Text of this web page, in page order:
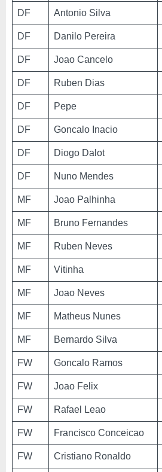
DF Antonio Silva
DF Danilo Pereira
DF Joao Cancelo
DF Ruben Dias
DF Pepe
DF Goncalo Inacio
DF Diogo Dalot
DF Nuno Mendes
MF Joao Palhinha
MF Bruno Fernandes
MF Ruben Neves
MF Vitinha
MF Joao Neves
MF Matheus Nunes
MF Bernardo Silva
FW Goncalo Ramos
FW Joao Felix
FW Rafael Leao
FW Francisco Conceicao
FW Cristiano Ronaldo